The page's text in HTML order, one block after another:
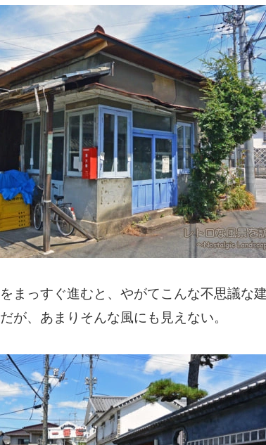
まっすぐ進むと、やがてこんな不思議な建
が、あまりそんな風にも見えない。